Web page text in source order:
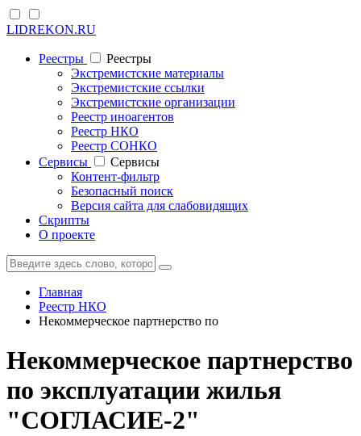
LIDREKON.RU
Реестры
Реестры
Экстремистские материалы
Экстремистские ссылки
Экстремистские организации
Реестр иноагентов
Реестр НКО
Реестр СОНКО
Cервисы
Cервисы
Контент-фильтр
Безопасный поиск
Версия сайта для слабовидящих
Скрипты
О проекте
Главная
Реестр НКО
Некоммерческое партнерство по
Некоммерческое партнерство
по эксплуатации жилья
"СОГЛАСИЕ-2"